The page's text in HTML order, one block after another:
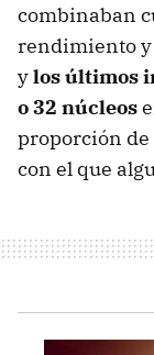
combinaban
rendimiento y
ylos últimos
o 32 núcleos
proporción de
con el que